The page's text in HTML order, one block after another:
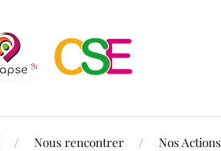
Nous rencontrer Nos Actions